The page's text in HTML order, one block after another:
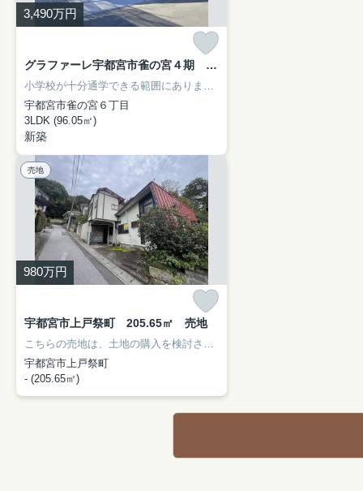
3,490万円
グラファーレ宇都宮市雀の宮４期 新築一戸建て 1号棟
小学校が十分通学できる範囲にあります。宇都宮市立雀宮中央小学校が徒歩11分です。顔が見える安心のTVインターホン付きです。システムキッチンは必要な物が組み込まれているため、すぐ調理できます。宇都宮市の東北本線雀宮近くで住まい探しをするのであれば、まずは当社スタッフにお声かけ下さい。お客様に合った不動産をご紹介させていただきます。
宇都宮市雀の宮６丁目
3LDK (96.05㎡)
新築
売地
980万円
宇都宮市上戸祭町 205.65㎡ 売地
こちらの売地は、土地の購入を検討されている方にイチオシとなっております。土地面積は205.65㎡(公簿)で一押しです。不動産探しは、経験と知識豊富なスタッフの揃う当社にお任せください。親切丁寧なご対応をモットーとし、お客様のご要望にお応えできるよう努めております。お客様のお問い合わせをお待ちしております。
宇都宮市上戸祭町
- (205.65㎡)